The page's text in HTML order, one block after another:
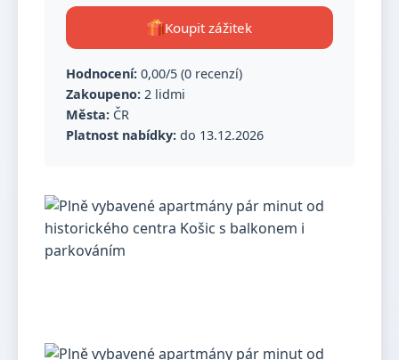
Koupit zážitek
Hodnocení: 0,00/5 (0 recenzí)
Zakoupeno: 2 lidmi
Města: ČR
Platnost nabídky: do 13.12.2026